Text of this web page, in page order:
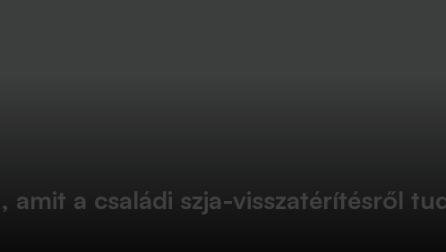
a családi szja-visszatérítésről